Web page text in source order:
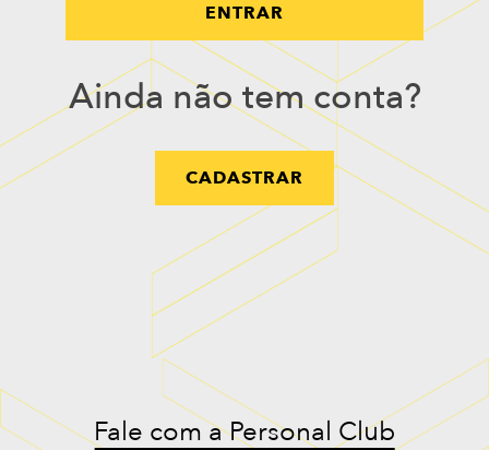
ENTRAR
Ainda não tem conta?
CADASTRAR
Fale com a Personal Club